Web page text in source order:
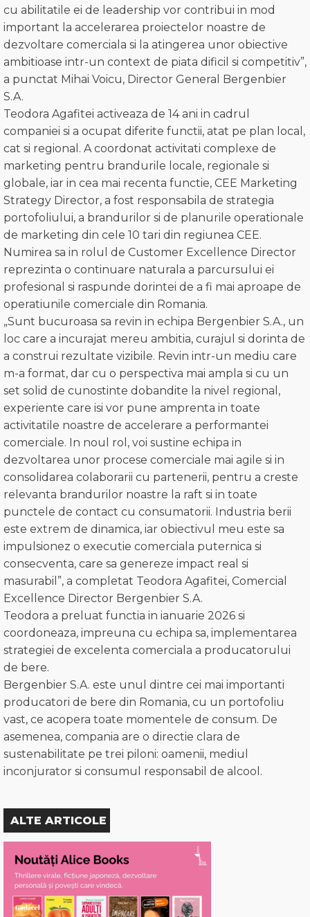
cu abilitatile ei de leadership vor contribui in mod
important la accelerarea proiectelor noastre de
dezvoltare comerciala si la atingerea unor obiective
ambitioase intr-un context de piata dificil si competitiv”,
a punctat Mihai Voicu, Director General Bergenbier
S.A.
Teodora Agafitei activeaza de 14 ani in cadrul
companiei si a ocupat diferite functii, atat pe plan local,
cat si regional. A coordonat activitati complexe de
marketing pentru brandurile locale, regionale si
globale, iar in cea mai recenta functie, CEE Marketing
Strategy Director, a fost responsabila de strategia
portofoliului, a brandurilor si de planurile operationale
de marketing din cele 10 tari din regiunea CEE.
Numirea sa in rolul de Customer Excellence Director
reprezinta o continuare naturala a parcursului ei
profesional si raspunde dorintei de a fi mai aproape de
operatiunile comerciale din Romania.
„Sunt bucuroasa sa revin in echipa Bergenbier S.A., un
loc care a incurajat mereu ambitia, curajul si dorinta de
a construi rezultate vizibile. Revin intr-un mediu care
m-a format, dar cu o perspectiva mai ampla si cu un
set solid de cunostinte dobandite la nivel regional,
experiente care isi vor pune amprenta in toate
activitatile noastre de accelerare a performantei
comerciale. In noul rol, voi sustine echipa in
dezvoltarea unor procese comerciale mai agile si in
consolidarea colaborarii cu partenerii, pentru a creste
relevanta brandurilor noastre la raft si in toate
punctele de contact cu consumatorii. Industria berii
este extrem de dinamica, iar obiectivul meu este sa
impulsionez o executie comerciala puternica si
consecventa, care sa genereze impact real si
masurabil”, a completat Teodora Agafitei, Comercial
Excellence Director Bergenbier S.A.
Teodora a preluat functia in ianuarie 2026 si
coordoneaza, impreuna cu echipa sa, implementarea
strategiei de excelenta comerciala a producatorului
de bere.
Bergenbier S.A. este unul dintre cei mai importanti
producatori de bere din Romania, cu un portofoliu
vast, ce acopera toate momentele de consum. De
asemenea, compania are o directie clara de
sustenabilitate pe trei piloni: oamenii, mediul
inconjurator si consumul responsabil de alcool.
ALTE ARTICOLE